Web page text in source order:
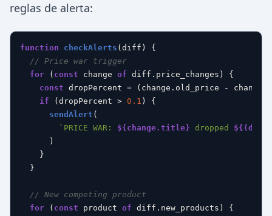
reglas de alerta:
function checkAlerts ( diff ) {
// Price war trigger
for ( const change of diff. price_changes ) {
const dropPercent = (change. old_price - change.
if (dropPercent > 0.1 ) {
sendAlert (
`PRICE WAR: ${change.title} dropped
      )
    }
  }
// New competing product
for ( const product of diff. new_products ) {